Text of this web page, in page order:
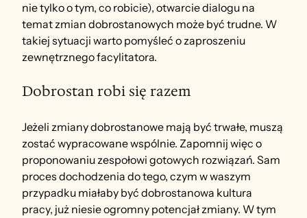
nie tylko o tym, co robicie), otwarcie dialogu na
temat zmian dobrostanowych może być trudne. W
takiej sytuacji warto pomyśleć o zaproszeniu
zewnętrznego facylitatora.
Dobrostan robi się razem
Jeżeli zmiany dobrostanowe mają być trwałe, muszą
zostać wypracowane wspólnie. Zapomnij więc o
proponowaniu zespołowi gotowych rozwiązań. Sam
proces dochodzenia do tego, czym w waszym
przypadku miałaby być dobrostanowa kultura
pracy, już niesie ogromny potencjał zmiany. W tym